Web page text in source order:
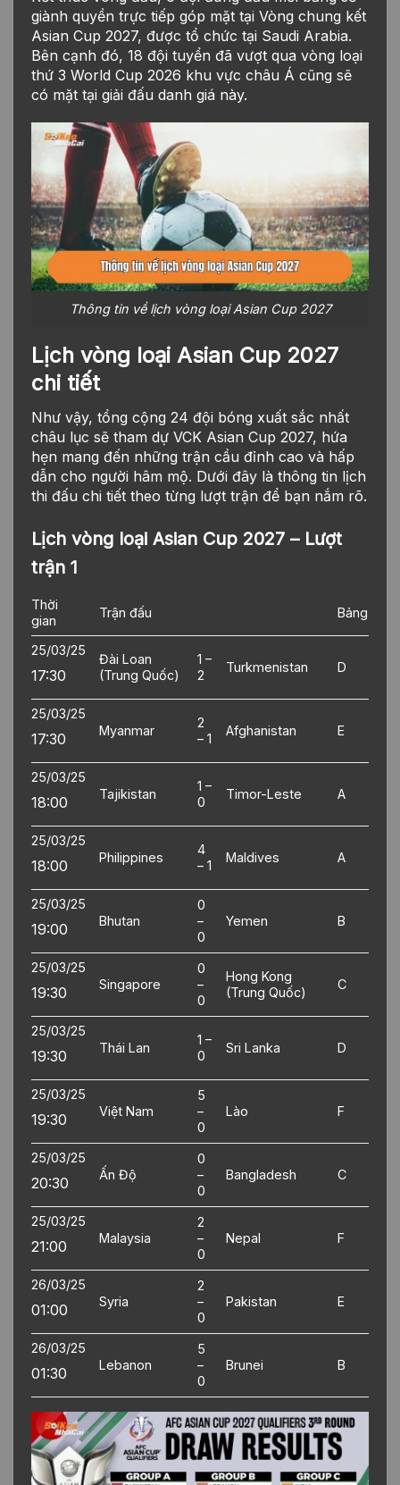
giành quyền trực tiếp góp mặt tại Vòng chung kết
Asian Cup 2027, được tổ chức tại Saudi Arabia.
Bên cạnh đó, 18 đội tuyển đã vượt qua vòng loại
thứ 3 World Cup 2026 khu vực châu Á cũng sẽ
có mặt tại giải đấu danh giá này.
Thông tin về lịch vòng loại Asian Cup 2027
Lịch vòng loại Asian Cup 2027
chi tiết
Như vậy, tổng cộng 24 đội bóng xuất sắc nhất
châu lục sẽ tham dự VCK Asian Cup 2027, hứa
hẹn mang đến những trận cầu đỉnh cao và hấp
dẫn cho người hâm mộ. Dưới đây là thông tin lịch
thi đấu chi tiết theo từng lượt trận để bạn nắm rõ.
Lịch vòng loại Asian Cup 2027 – Lượt
trận 1
Thời
gian
Trận đấu Bảng
25/03/25
17:30
Đài Loan
(Trung Quốc)
1 –
2
Turkmenistan D
25/03/25
17:30 Myanmar
2
– 1
Afghanistan E
25/03/25
18:00 Tajikistan
1 –
0
Timor-Leste A
25/03/25
18:00 Philippines
4
– 1
Maldives A
25/03/25
19:00 Bhutan
0
–
0
Yemen B
25/03/25
19:30 Singapore
0
–
0
Hong Kong
(Trung Quốc)
C
25/03/25
19:30 Thái Lan
1 –
0
Sri Lanka D
25/03/25
19:30 Việt Nam
5
–
0
Lào F
25/03/25
20:30 Ấn Độ
0
–
0
Bangladesh C
25/03/25
21:00 Malaysia
2
–
0
Nepal F
26/03/25
01:00 Syria
2
–
0
Pakistan E
26/03/25
01:30 Lebanon
5
–
0
Brunei B